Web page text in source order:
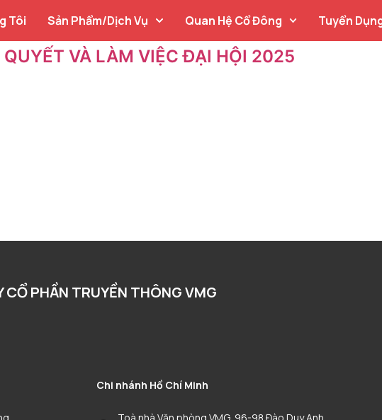
Tôi Sản Phẩm/Dịch Vụ Quan Hệ Cổ Đông Tuyển
QUYẾT VÀ LÀM VIỆC ĐẠI HỘI 2025
CỔ PHẦN TRUYỀN THÔNG VMG
Chi nhánh Hồ Chí Minh